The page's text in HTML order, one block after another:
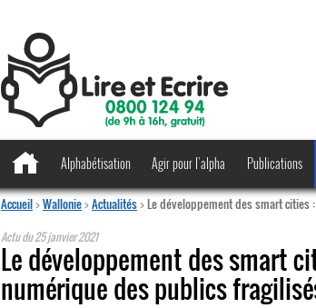
Alphabétisation Agir pour l’alpha
Regards
Publications
Accueil>Wallonie>Actualités>Le développement des smart cities
Actu du25 janvier 2021
Le développement des smart
numérique des publics